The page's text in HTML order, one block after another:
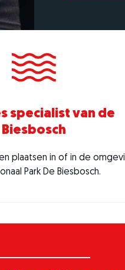
specialist van de
Biesbosch
plaatsen in of in de
Park De Biesbosch.